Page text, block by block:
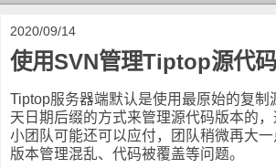
2020/09/14
使用SVN管理Tiptop源代码
Tiptop服务器端默认是使用最原始的复制
天日期后缀的方式来管理源代码版本的
小团队可能还可以应付，团队稍微再大
版本管理混乱、代码被覆盖等问题。